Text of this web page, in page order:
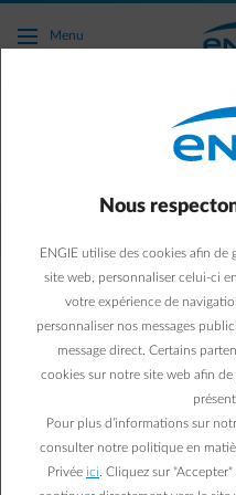
Accéder au contenu principal
Menu
Je ne veux pas que
acompte soit adapté.
vous ne désirez pas que le
pouvez l'adapter vous-même
Questions
Que dois-je faire pour
TVA ?
Nous
ENGIE utilise des cookies afin
site web, personnaliser celui-ci
votre expérience de
personnaliser nos messages
message direct. Certains
cookies sur notre site web afin
Pour plus d’informations sur
consulter notre politique en
Privée ici . Cliquez sur